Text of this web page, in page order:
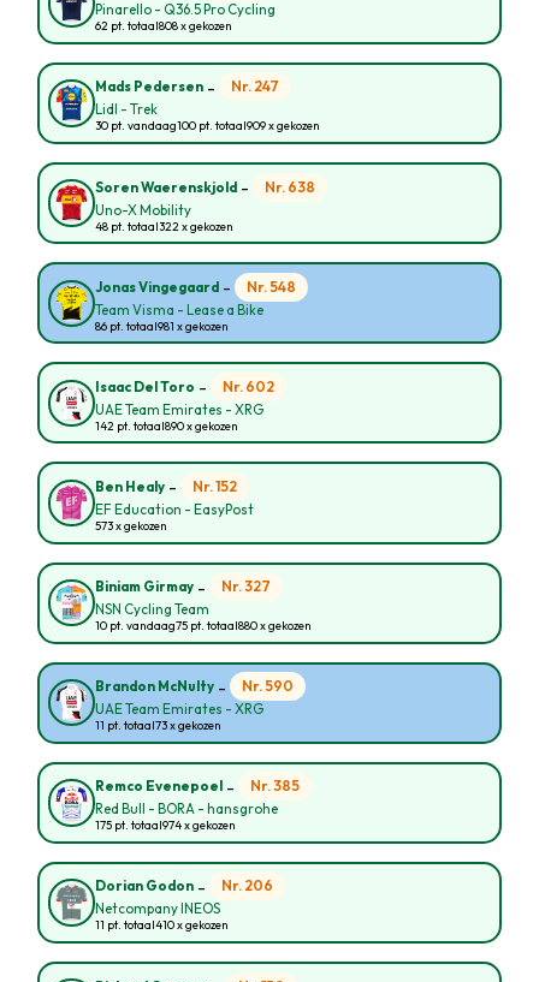
Pinarello - Q36.5 Pro Cycling
62 pt. totaal808 x gekozen
Mads Pedersen - Nr. 247
Lidl - Trek
30 pt. vandaag100 pt. totaal909 x gekozen
Soren Waerenskjold - Nr. 638
Uno-X Mobility
48 pt. totaal322 x gekozen
Jonas Vingegaard - Nr. 548
Team Visma - Lease a Bike
86 pt. totaal981 x gekozen
Isaac Del Toro - Nr. 602
UAE Team Emirates - XRG
142 pt. totaal890 x gekozen
Ben Healy - Nr. 152
EF Education - EasyPost
573 x gekozen
Biniam Girmay - Nr. 327
NSN Cycling Team
10 pt. vandaag75 pt. totaal880 x gekozen
Brandon McNulty - Nr. 590
UAE Team Emirates - XRG
11 pt. totaal73 x gekozen
Remco Evenepoel - Nr. 385
Red Bull - BORA - hansgrohe
175 pt. totaal974 x gekozen
Dorian Godon - Nr. 206
Netcompany INEOS
11 pt. totaal410 x gekozen